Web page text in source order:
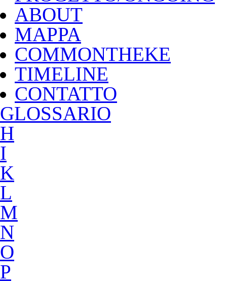
ABOUT
MAPPA
COMMONTHEKE
TIMELINE
CONTATTO
GLOSSARIO
H
I
K
L
M
N
O
P